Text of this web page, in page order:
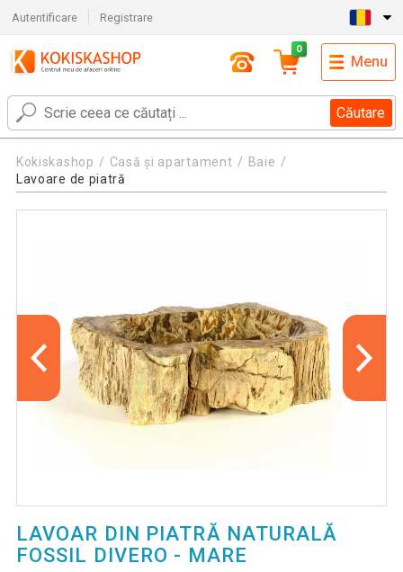
Autentificare Registrare
Căutare
0
Menu
Kokiskashop Casă și apartament
Baie
Lavoare de piatră
LAVOAR DIN PIATRĂ NATURALĂ
FOSSIL DIVERO - MARE